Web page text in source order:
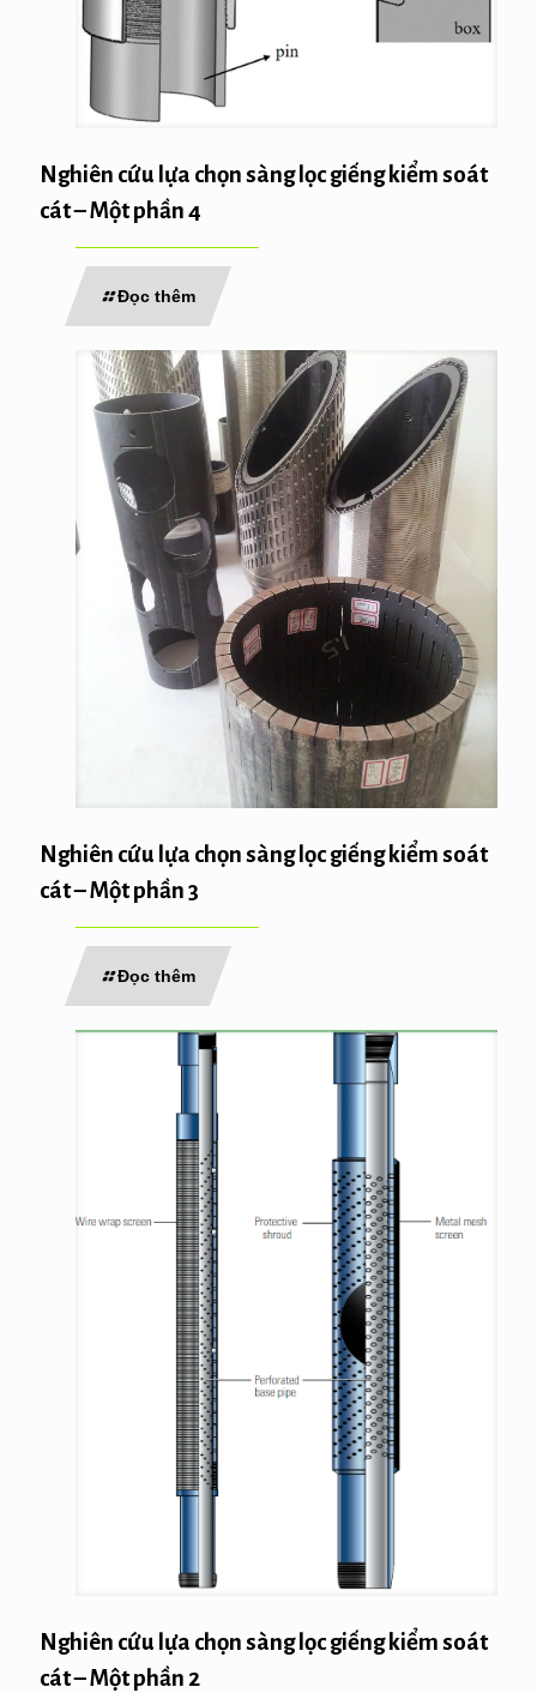
Nghiên cứu lựa chọn sàng lọc giếng kiểm soát
cát – Một phần 4
Đọc thêm
Nghiên cứu lựa chọn sàng lọc giếng kiểm soát
cát – Một phần 3
Đọc thêm
Nghiên cứu lựa chọn sàng lọc giếng kiểm soát
cát – Một phần 2